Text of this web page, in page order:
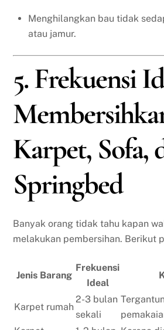
Menghilangkan bau tidak
atau jamur.
5. Frekuensi
Karpet, Sofa,
Springbed
Banyak orang tidak tahu kapan
melakukan pembersihan. Berikut
Jenis Barang
Frekuensi
Ideal
Karpet rumah
2-3 bulan
sekali